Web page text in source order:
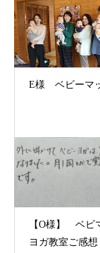
E様 ベビーマ
【O様】 ベビ
ヨガ教室ご感想